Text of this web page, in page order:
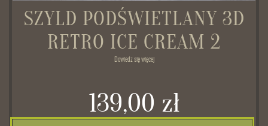
SZYLD PODŚWIETLANY 3D
RETRO ICE CREAM 2
Dowiedz się więcej
139,00 zł